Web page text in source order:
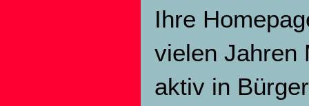
Ihre
vielen Jahren
aktiv in